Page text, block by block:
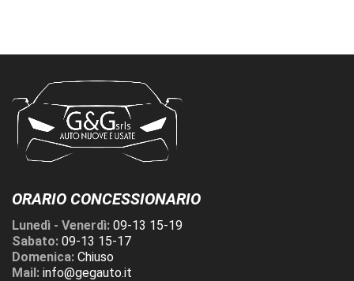
ORARIO CONCESSIONARIO
Lunedì - Venerdì: 09-13 15-19
Sabato: 09-13 15-17
Domenica: Chiuso
Mail: info@gegauto.it